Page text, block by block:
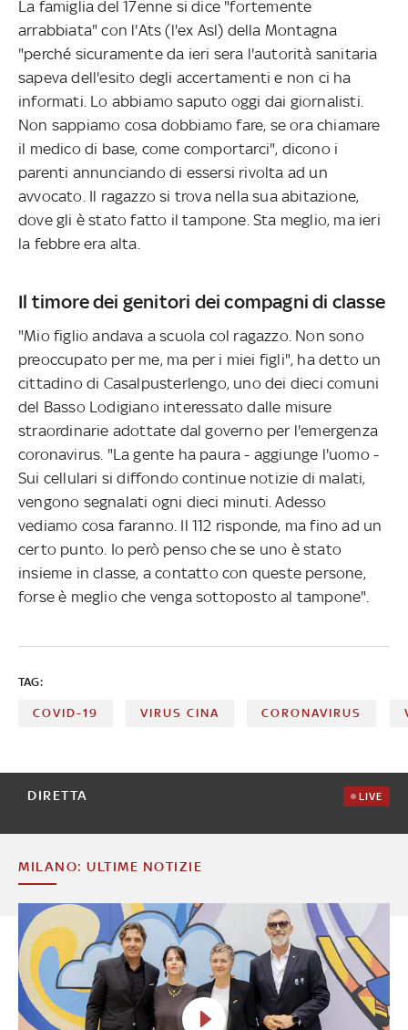
La famiglia del 17enne si dice "fortemente
arrabbiata" con l'Ats (l'ex Asl) della Montagna
"perché sicuramente da ieri sera l'autorità sanitaria
sapeva dell'esito degli accertamenti e non ci ha
informati. Lo abbiamo saputo oggi dai giornalisti.
Non sappiamo cosa dobbiamo fare, se ora chiamare
il medico di base, come comportarci", dicono i
parenti annunciando di essersi rivolta ad un
avvocato. Il ragazzo si trova nella sua abitazione,
dove gli è stato fatto il tampone. Sta meglio, ma ieri
la febbre era alta.
Il timore dei genitori dei compagni di classe
"Mio figlio andava a scuola col ragazzo. Non sono
preoccupato per me, ma per i miei figli", ha detto un
cittadino di Casalpusterlengo, uno dei dieci comuni
del Basso Lodigiano interessato dalle misure
straordinarie adottate dal governo per l'emergenza
coronavirus. "La gente ha paura - aggiunge l'uomo -
Sui cellulari si diffondo continue notizie di malati,
vengono segnalati ogni dieci minuti. Adesso
vediamo cosa faranno. Il 112 risponde, ma fino ad un
certo punto. Io però penso che se uno è stato
insieme in classe, a contatto con queste persone,
forse è meglio che venga sottoposto al tampone".
TAG:
COVID-19 VIRUS CINA CORONAVIRUS
DIRETTA LIVE
MILANO: ULTIME NOTIZIE